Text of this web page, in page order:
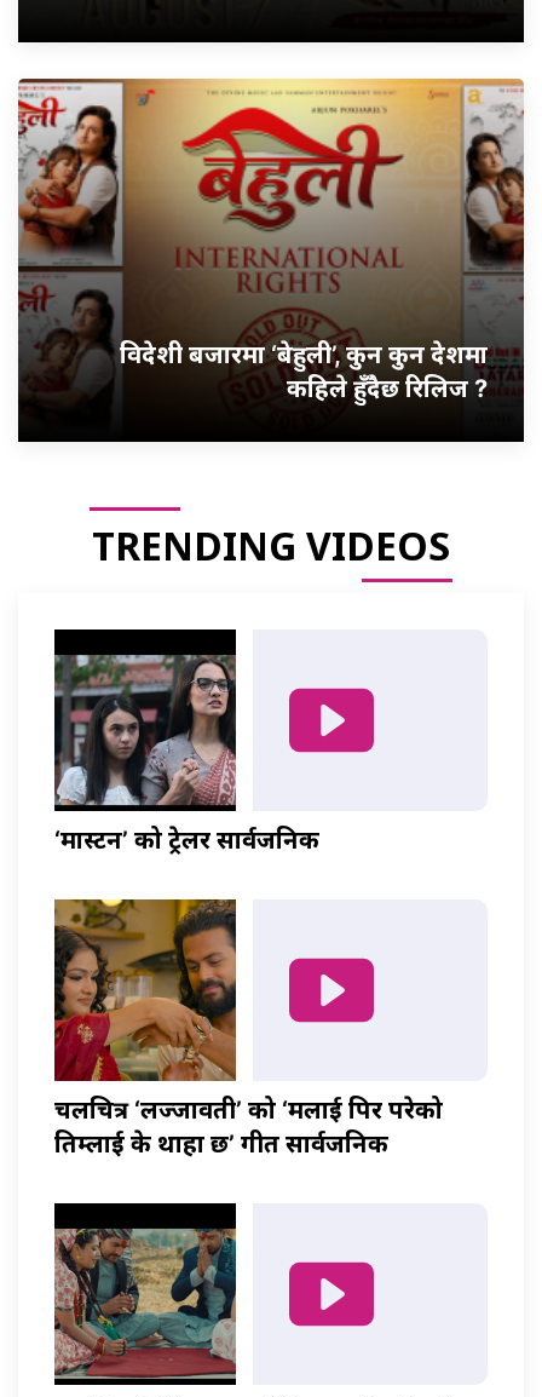
विदेशी बजारमा ‘बेहुली’, कुन कुन देशमा
कहिले हुँदैछ रिलिज ?
TRENDING VIDEOS
‘मास्टर्नी’ को ट्रेलर सार्वजनिक
चलचित्र ‘लज्जावती’ को ‘मलाई पिर परेको
तिम्लाई के थाहा छ’ गीत सार्वजनिक